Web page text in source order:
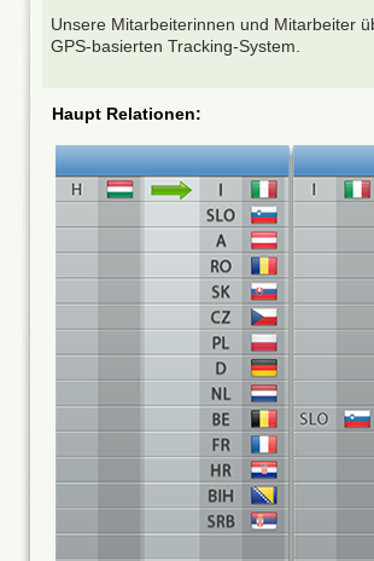
Unsere Mitarbeiterinnen und Mitarbeiter
GPS-basierten Tracking-System.
Haupt Relationen: